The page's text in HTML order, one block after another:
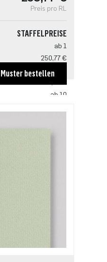
Preis pro RL
STAFFELPREISE
ab 1
250,77 €
ab 5
ab 10
Muster bestellen